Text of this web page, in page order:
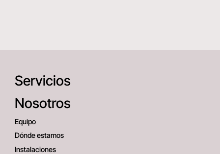
Servicios
Nosotros
Equipo
Dónde estamos
Instalaciones